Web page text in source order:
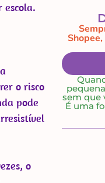
o risco
pode
o
sem que
É uma